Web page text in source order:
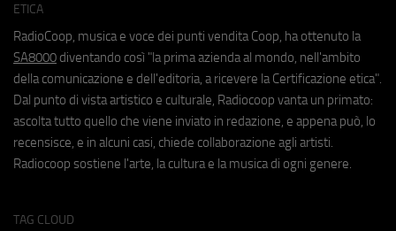
ETICA
RadioCoop, musica e voce dei punti vendita Coop, ha ottenuto la
SA8000 diventando così "la prima azienda al mondo, nell'ambito
della comunicazione e dell'editoria, a ricevere la Certificazione etica".
Dal punto di vista artistico e culturale, Radiocoop vanta un primato:
ascolta tutto quello che viene inviato in redazione, e appena può, lo
recensisce, e in alcuni casi, chiede collaborazione agli artisti.
Radiocoop sostiene l'arte, la cultura e la musica di ogni genere.
TAG CLOUD